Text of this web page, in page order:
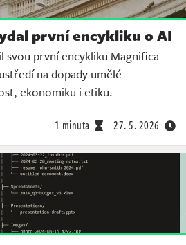
první encykliku o AI
svou první encykliku Magnifica
na dopady umělé
ekonomiku i etiku.
1 minuta 27. 5. 2026